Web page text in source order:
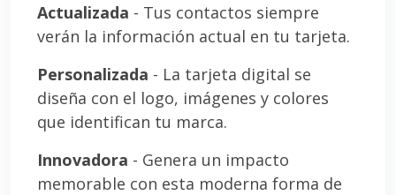
Actualizada - Tus contactos siempre
verán la información actual en tu tarjeta.
Personalizada - La tarjeta digital se
diseña con el logo, imágenes y colores
que identifican tu marca.
Innovadora - Genera un impacto
memorable con esta moderna forma de